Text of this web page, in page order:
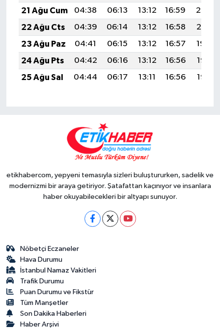
21 Ağu Cum
04:38 06:13 13:12 16:59
20:02
22 Ağu Cts
04:39 06:14 13:12 16:58
20:01
23 Ağu Paz
04:41 06:15 13:12 16:57
19:59
24 Ağu Pts
04:42 06:16 13:12 16:56
19:58
25 Ağu Sal
04:44 06:17 13:11 16:56 19:56
etikhabercom, yepyeni temasıyla sizleri buluştururken, sadelik ve
modernizmi bir araya getiriyor. Şatafattan kaçınıyor ve insanlara
haber okuyabilecekleri bir altyapı sunuyor.
Nöbetçi Eczaneler
Hava Durumu
İstanbul Namaz Vakitleri
Trafik Durumu
Puan Durumu ve Fikstür
Tüm Manşetler
Son Dakika Haberleri
Haber Arşivi